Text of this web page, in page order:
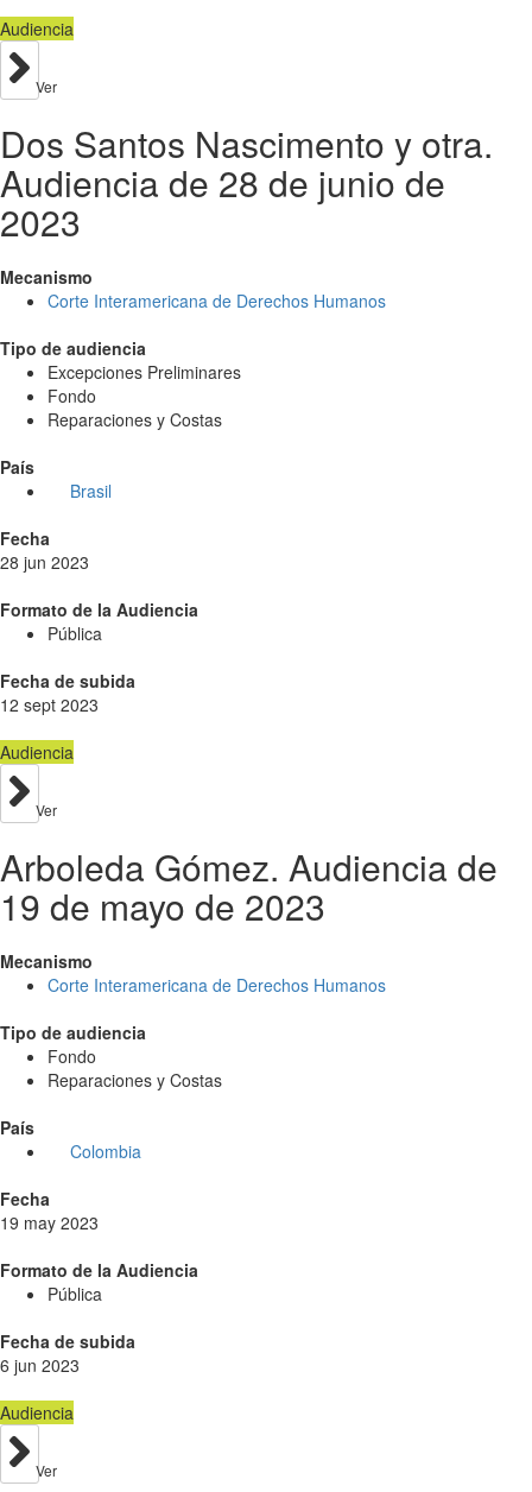
Audiencia
Ver
Dos Santos Nascimento y otra.
Audiencia de 28 de junio de
2023
Mecanismo
Corte Interamericana de Derechos Humanos
Tipo de audiencia
Excepciones Preliminares
Fondo
Reparaciones y Costas
País
Brasil
Fecha
28 jun 2023
Formato de la Audiencia
Pública
Fecha de subida
12 sept 2023
Audiencia
Ver
Arboleda Gómez. Audiencia de
19 de mayo de 2023
Mecanismo
Corte Interamericana de Derechos Humanos
Tipo de audiencia
Fondo
Reparaciones y Costas
País
Colombia
Fecha
19 may 2023
Formato de la Audiencia
Pública
Fecha de subida
6 jun 2023
Audiencia
Ver